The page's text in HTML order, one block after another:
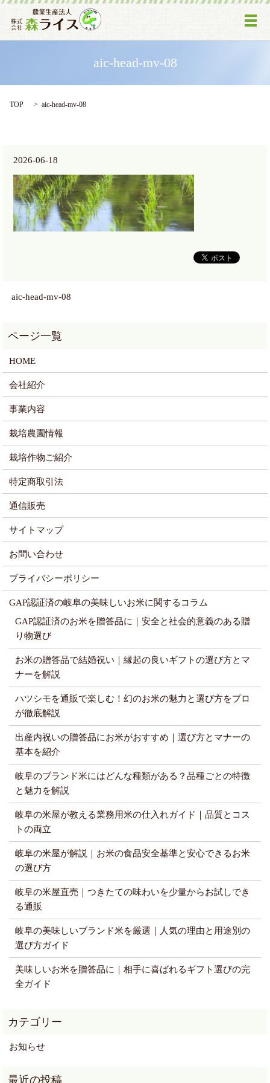
メ
aic-head-mv-08
TOP aic-head-mv-08
2026-06-18
aic-head-mv-08
HOME
会社紹介
事業内容
栽培農園情報
栽培作物ご紹介
特定商取引法
通信販売
サイトマップ
お問い合わせ
プライバシーポリシー
GAP認証済の岐阜の美味しいお米に関するコラム
GAP認証済のお米を贈答品に｜安全と社会的意義のある贈
り物選び
お米の贈答品で結婚祝い｜縁起の良いギフトの選び方とマ
ナーを解説
ハツシモを通販で楽しむ！幻のお米の魅力と選び方をプロ
が徹底解説
出産内祝いの贈答品にお米がおすすめ｜選び方とマナーの
基本を紹介
岐阜のブランド米にはどんな種類がある？品種ごとの特徴
と魅力を解説
岐阜の米屋が教える業務用米の仕入れガイド｜品質とコス
トの両立
岐阜の米屋が解説｜お米の食品安全基準と安心できるお米
の選び方
岐阜の米屋直売｜つきたての味わいを少量からお試しでき
る通販
岐阜の美味しいブランド米を厳選｜人気の理由と用途別の
選び方ガイド
美味しいお米を贈答品に｜相手に喜ばれるギフト選びの完
全ガイド
お知らせ